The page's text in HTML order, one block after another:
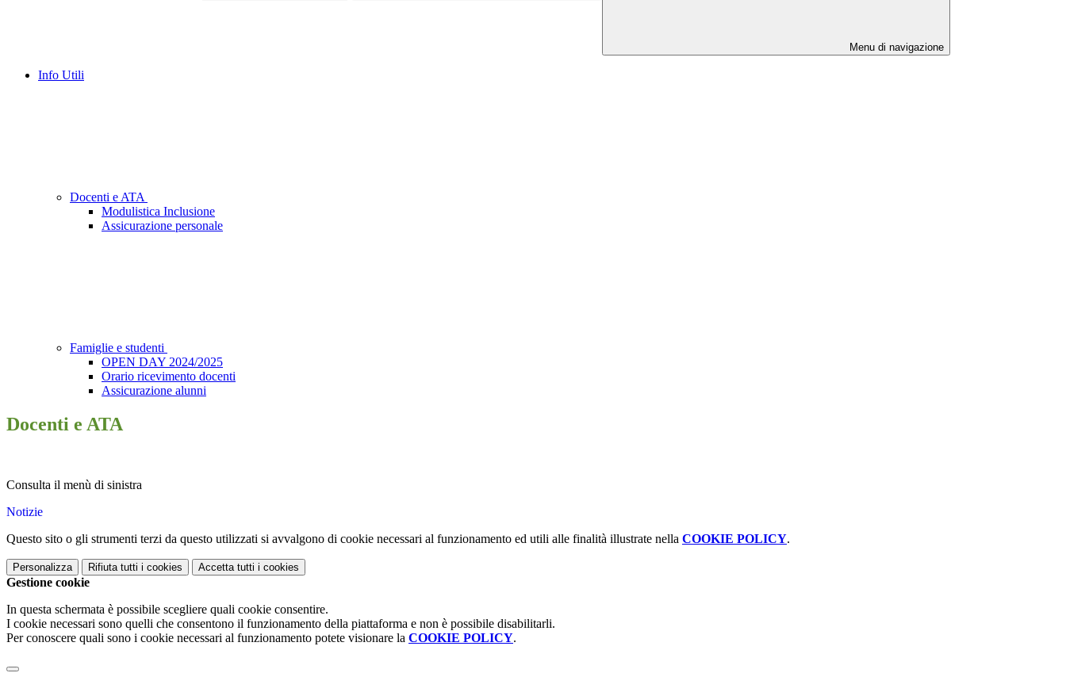
Menu di navigazione
Info Utili
Docenti e ATA
Modulistica Inclusione
Assicurazione personale
Famiglie e studenti
OPEN DAY 2024/2025
Orario ricevimento docenti
Assicurazione alunni
Docenti e ATA
Consulta il menù di sinistra
Notizie
Questo sito o gli strumenti terzi da questo utilizzati si avvalgono di cookie necessari al funzionamento ed utili alle finalità illustrate nella COOKIE POLICY.
Personalizza Rifiuta tutti i cookies Accetta tutti i cookies
Gestione cookie
In questa schermata è possibile scegliere quali cookie consentire.
I cookie necessari sono quelli che consentono il funzionamento della piattaforma e non è possibile disabilitarli.
Per conoscere quali sono i cookie necessari al funzionamento potete visionare la COOKIE POLICY.